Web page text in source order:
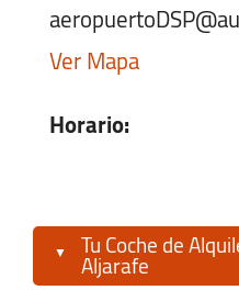
Ver Mapa
Horario:
Domingo:07:00 -
Tu Coche de
Aljarafe